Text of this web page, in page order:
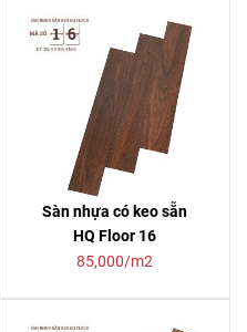
Sàn nhựa có keo sẵn
HQ Floor 16
85,000/m2